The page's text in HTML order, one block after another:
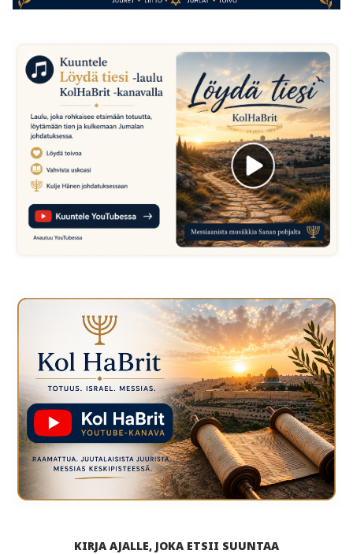
KIRJA AJALLE, JOKA ETSII SUUNTAA